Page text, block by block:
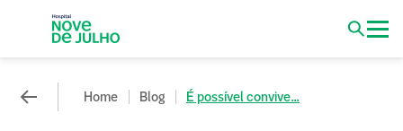
Home Blog É possível convive...